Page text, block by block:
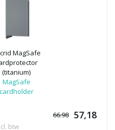
MagSafe
(titanium)
MagSafe
cardholder
66.98 57,18
btw